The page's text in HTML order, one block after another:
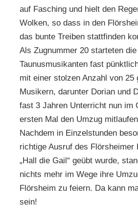
auf Fasching und hielt den
Wolken, so dass in den
das bunte Treiben stattfinden
Als Zugnummer 20 starteten die
Taunusmusikanten fast
mit einer stolzen Anzahl von 25
Musikern, darunter Dorian und
fast 3 Jahren Unterricht nun im
ersten Mal den Umzug
Nachdem in Einzelstunden
richtige Ausruf des Flörsheimer
„Hall die Gail“ geübt wurde,
nichts mehr im Wege ihre
Flörsheim zu feiern. Da kann
sein!